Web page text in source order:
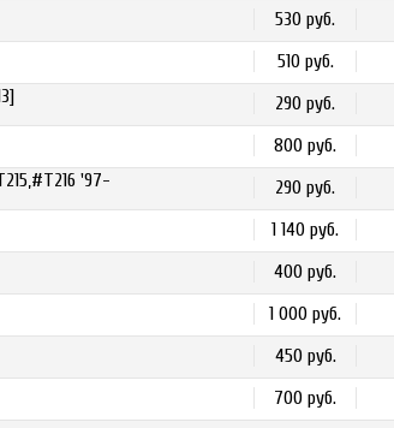
530 руб.
510 руб.
290 руб.
800 руб.
'97-
290 руб.
1 140 руб.
400 руб.
1 000 руб.
450 руб.
700 руб.